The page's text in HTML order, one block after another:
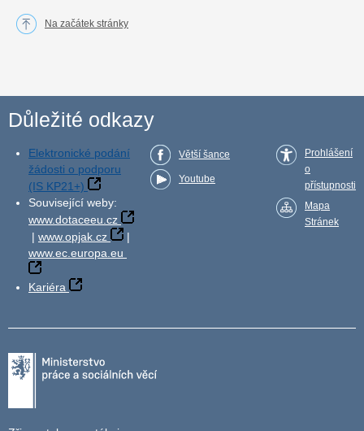
Na začátek stránky
Důležité odkazy
Elektronické podání
žádosti o podporu
(IS KP21+)
Související weby:
www.dotaceeu.cz
| www.opjak.cz
|
www.ec.europa.eu
Kariéra
Větší šance
Youtube
Prohlášení
o
přístupnosti
Mapa
Stránek